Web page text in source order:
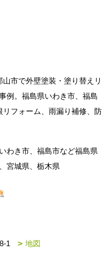
市で外壁塗装・塗り替えリ
例。福島県いわき市、福島
フォーム、雨漏り補修、防
わき市、福島市など福島県
宮城県、栃木県
1
地図